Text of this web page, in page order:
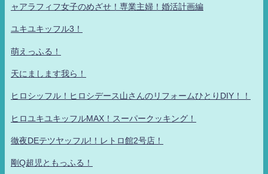
ャアラフィフ女子のめざせ！専業主婦！婚活計画編
ユキユキッフル3！
萌えっふる！
天にまします我ら！
ヒロシッフル！ヒロシデース山さんのリフォームひとりDIY！！
ヒロユキユキッフルMAX！スーパークッキング！
徹夜DEテツヤッフル!！レトロ館2号店！
剛Q超児ともっふる！